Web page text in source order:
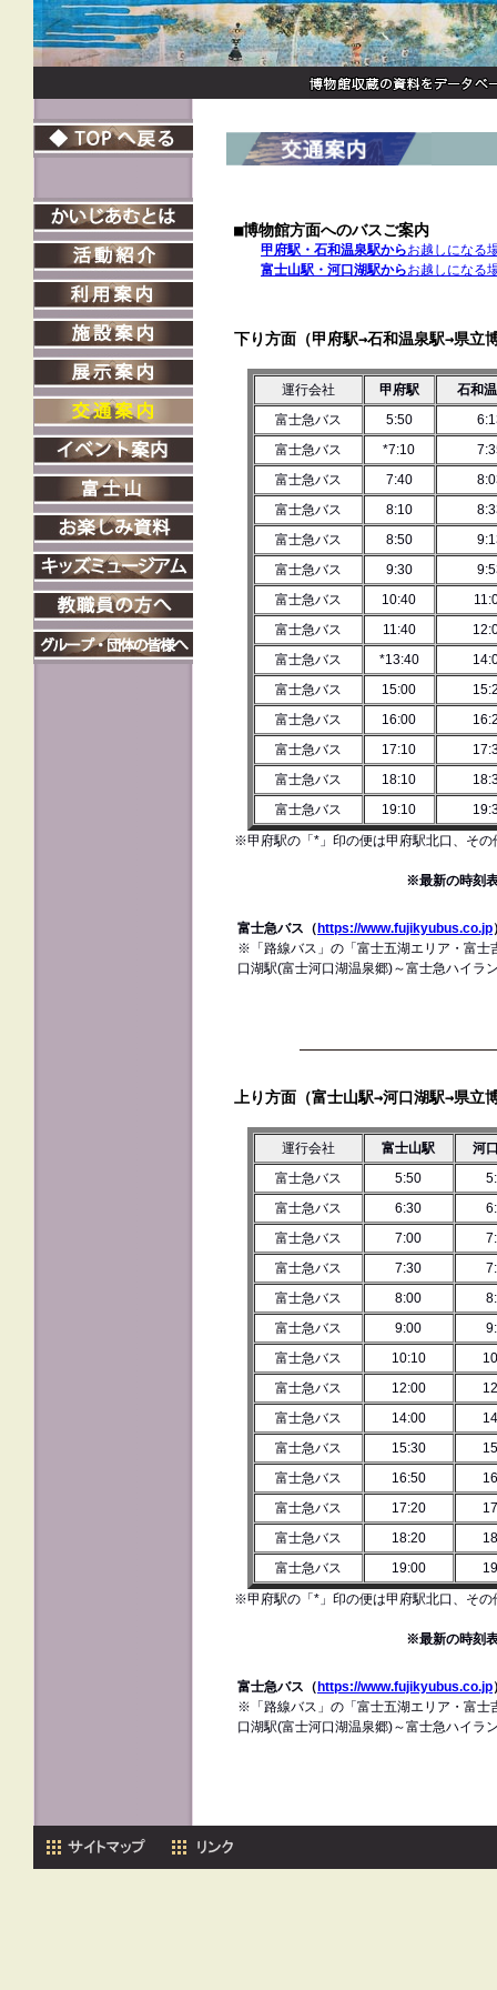
■博物館方面へのバスご案内
甲府駅・石和温泉駅からお越しになる
富士山駅・河口湖駅からお越しになる
下り方面（甲府駅→石和温泉駅→県立
運行会社 甲府駅
石和
富士急バス
5:50
富士急バス
*7:10
富士急バス
7:40
富士急バス
8:10
富士急バス
8:50
富士急バス
9:30
富士急バス
10:40
富士急バス
11:40
富士急バス
*13:40
富士急バス
15:00
富士急バス
16:00
富士急バス
17:10
富士急バス
18:10
富士急バス
19:10
※甲府駅の「*」印の便は甲府駅北口、そ
※最新の時刻
富士急バス（ https://www.fujikyubus.co.jp
※「路線バス」の「富士五湖エリア・富士
口湖駅(富士河口湖温泉郷)～富士急ハイラ
上り方面（富士山駅→河口湖駅→県立
運行会社 富士山駅
河
富士急バス
5:50
富士急バス
6:30
富士急バス
7:00
富士急バス
7:30
富士急バス
8:00
富士急バス
9:00
富士急バス
10:10
富士急バス
12:00
富士急バス
14:00
富士急バス
15:30
富士急バス
16:50
富士急バス
17:20
富士急バス
18:20
富士急バス
19:00
※甲府駅の「*」印の便は甲府駅北口、そ
※最新の時刻
富士急バス（ https://www.fujikyubus.co.jp
※「路線バス」の「富士五湖エリア・富士
口湖駅(富士河口湖温泉郷)～富士急ハイラ